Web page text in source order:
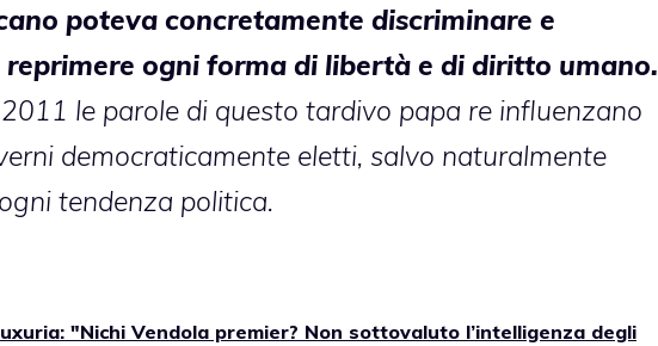
poteva concretamente discriminare e
ogni forma di libertà e di diritto umano.
le parole di questo tardivo papa re influenzano
democraticamente eletti, salvo naturalmente
tendenza politica.
"Nichi Vendola premier? Non sottovaluto l’intelligenza degli